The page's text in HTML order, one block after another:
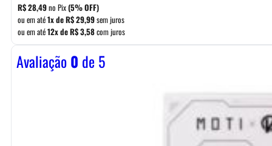
R$28,49no Pix(5% OFF)
ou em até1x deR$29,99sem juros
ou em até12x deR$3,58com juros
Avaliação0 de 5